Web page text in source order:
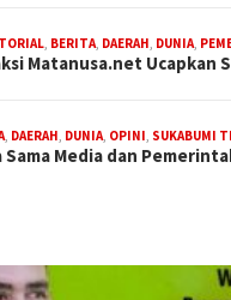
, BERITA, DAERAH, DUNIA,
Matanusa.net Ucapkan
, DAERAH, DUNIA, OPINI, SUKABUMI
Sama Media dan